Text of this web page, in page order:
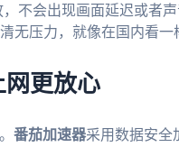
不会出现画面延迟或者
无压力，就像在国内看一
网更放心
番茄加速器采用数据安全